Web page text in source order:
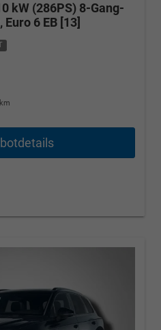
kW (286PS) 8-Gang-
6 EB [13]